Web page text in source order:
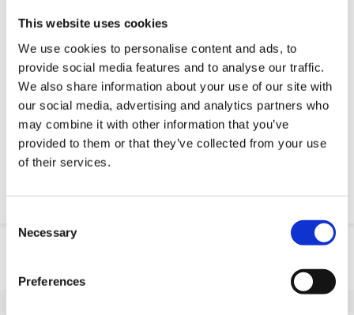
This website uses cookies
We use cookies to personalise content and ads, to
provide social media features and to analyse our traffic.
We also share information about your use of our site with
our social media, advertising and analytics partners who
may combine it with other information that you’ve
provided to them or that they’ve collected from your use
of their services.
Selection
Necessary
Preferences
Estimated time:Wykonane na zamówienie
Żądanie części OE
Download PDF
SKU